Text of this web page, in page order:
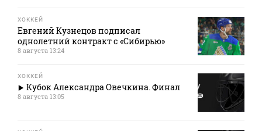
ХОККЕЙ
Евгений Кузнецов подписал
однолетний контракт с «Сибирью»
8 августа 13:24
ХОККЕЙ
Кубок Александра Овечкина. Финал
8 августа 13:05